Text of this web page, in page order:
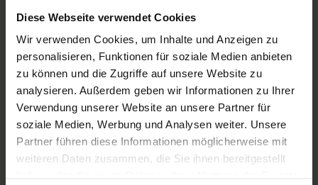
Diese Webseite verwendet Cookies
Wir verwenden Cookies, um Inhalte und Anzeigen zu
personalisieren, Funktionen für soziale Medien anbieten
zu können und die Zugriffe auf unsere Website zu
analysieren. Außerdem geben wir Informationen zu Ihrer
Verwendung unserer Website an unsere Partner für
soziale Medien, Werbung und Analysen weiter. Unsere
Partner führen diese Informationen möglicherweise mit
weiteren Daten zusammen, die Sie ihnen bereitgestellt
17192 Waren
Marion Dahnke Bestattungsinstitut
Wilhelm-Pieck-Str. 32
17213 Malchow